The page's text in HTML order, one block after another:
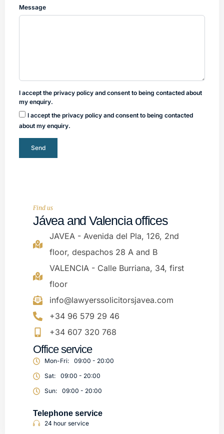
Find us
Jávea and Valencia offices
JAVEA - Avenida del Pla, 126, 2nd
floor, despachos 28 A and B
VALENCIA - Calle Burriana, 34, first
floor
info@lawyerssolicitorsjavea.com
+34 96 579 29 46
+34 607 320 768
Office service
Mon-Fri:
09:00 - 20:00
Sat:
09:00 - 20:00
Sun:
09:00 - 20:00
Telephone service
24 hour service
Message
I accept the privacy policy and consent to being contacted about
my enquiry.
I accept the privacy policy and consent to being contacted
about my enquiry.
Send